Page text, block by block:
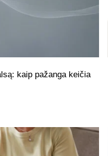
kaip pažanga keičia